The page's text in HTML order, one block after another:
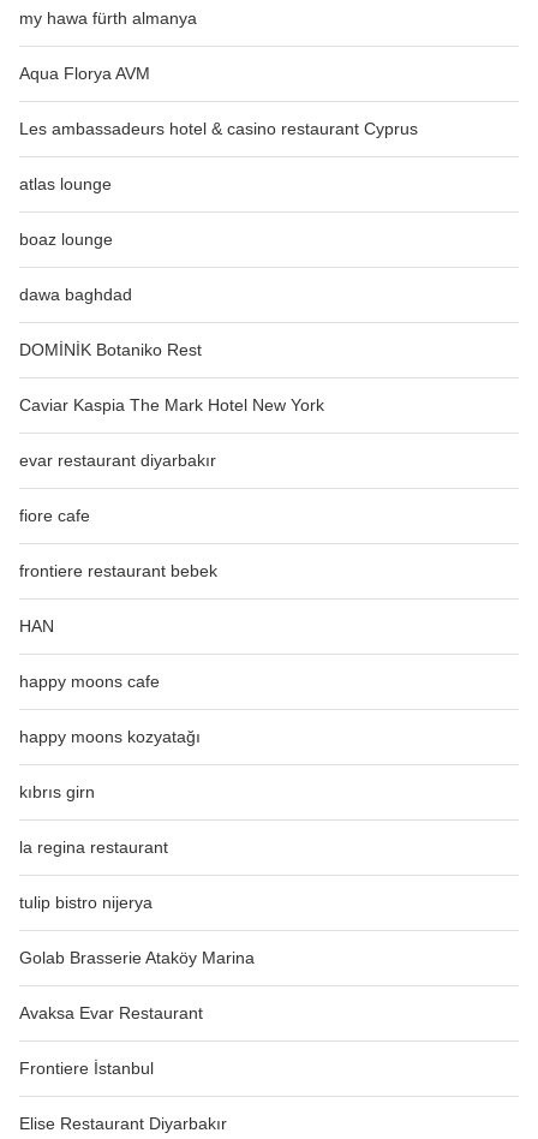
my hawa fürth almanya
Aqua Florya AVM
Les ambassadeurs hotel & casino restaurant Cyprus
atlas lounge
boaz lounge
dawa baghdad
DOMİNİK Botaniko Rest
Caviar Kaspia The Mark Hotel New York
evar restaurant diyarbakır
fiore cafe
frontiere restaurant bebek
HAN
happy moons cafe
happy moons kozyatağı
kıbrıs girn
la regina restaurant
tulip bistro nijerya
Golab Brasserie Ataköy Marina
Avaksa Evar Restaurant
Frontiere İstanbul
Elise Restaurant Diyarbakır